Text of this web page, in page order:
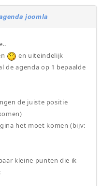
joomla
en uiteindelijk
de agenda op 1 bepaalde
de juiste positie
het moet komen (bijv:
kleine punten die ik